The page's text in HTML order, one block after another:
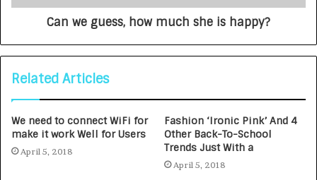
Can we guess, how much she is happy?
Related Articles
We need to connect WiFi for
make it work Well for Users
April 5, 2018
Fashion ‘Ironic Pink’ And 4
Other Back-To-School
Trends Just With a
April 5, 2018